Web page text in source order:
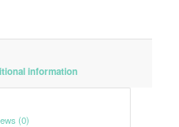
						Additional information